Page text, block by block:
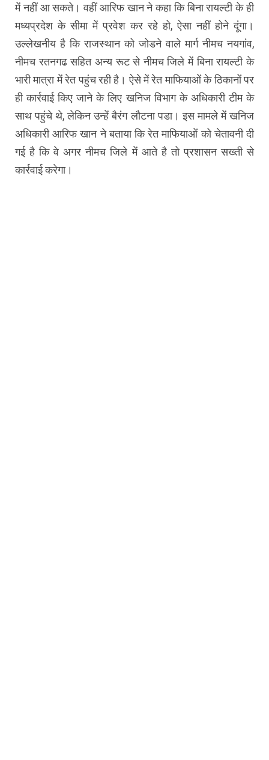
में नहीं आ सकते। वहीं आरिफ खान ने कहा कि बिना रायल्टी के ही
मध्यप्रदेश के सीमा में प्रवेश कर रहे हो, ऐसा नहीं होने दूंगा।
उल्लेखनीय है कि राजस्थान को जोडने वाले मार्ग नीमच नयगांव,
नीमच रतनगढ सहित अन्य रूट से नीमच जिले में बिना रायल्टी के
भारी मात्रा में रेत पहुंच रही है। ऐसे में रेत माफियाओं के ठिकानों पर
ही कार्रवाई किए जाने के लिए खनिज विभाग के अधिकारी टीम के
साथ पहुंचे थे, लेकिन उन्हें बैरंग लौटना पडा। इस मामले में खनिज
अधिकारी आरिफ खान ने बताया कि रेत माफियाओं को चेतावनी दी
गई है कि वे अगर नीमच जिले में आते है तो प्रशासन सख्ती से
कार्रवाई करेगा।